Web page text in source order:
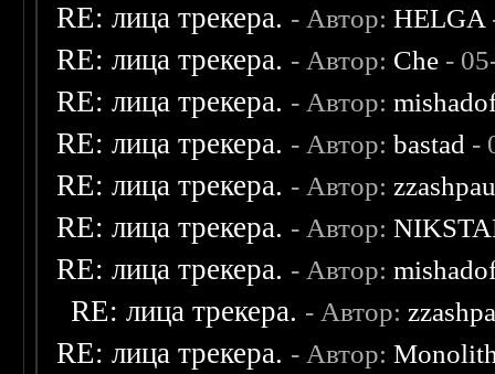
RE: лица трекера. - Автор:HELGA
RE: лица трекера. - Автор: Che -
RE: лица трекера. - Автор:
RE: лица трекера. - Автор:bastad -
RE: лица трекера. - Автор:
RE: лица трекера. - Автор:
RE: лица трекера. - Автор:
RE: лица трекера. - Автор:
RE: лица трекера. - Автор: